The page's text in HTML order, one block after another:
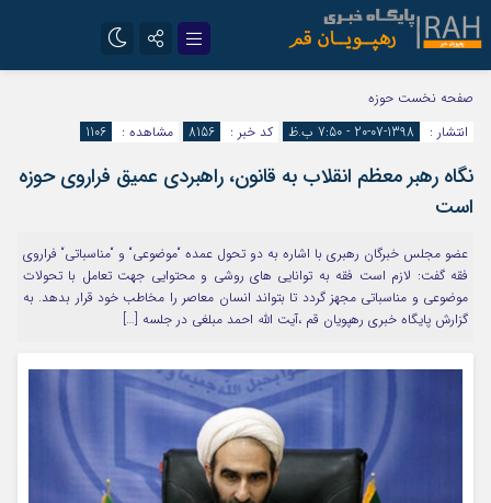
تلگرام
ایتا
صفحه نخست حوزه
انتشار :
1398-07-20 - 7:50 ب.ظ کد خبر : 8156 مشاهده : 1106
نگاه رهبر معظم انقلاب به قانون، راهبردی عمیق فراروی حوزه
است
عضو مجلس خبرگان رهبری با اشاره به دو تحول عمده “موضوعی“ و “مناسباتی“ فراروی
فقه گفت: لازم است فقه به توانایی های روشی و محتوایی جهت تعامل با تحولات
موضوعی و مناسباتی مجهز گردد تا بتواند انسان معاصر را مخاطب خود قرار بدهد. به
گزارش پایگاه خبری رهپویان قم ،آیت الله احمد مبلغی در جلسه […]